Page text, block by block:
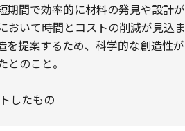
期間で効率的に材料の発見や設計が
おいて時間とコストの削減が見込ま
を提案するため、科学的な創造性が
のこと。
したもの